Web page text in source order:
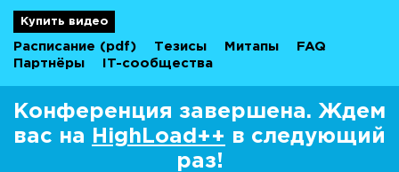
Купить видео
Расписание (pdf) Тезисы Митапы
FAQ
Партнёры
IT-сообщества
Конференция завершена. Ждем
вас на
HighLoad++ в следующий
раз!